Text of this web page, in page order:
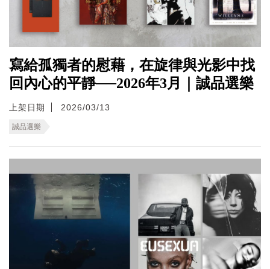
寫給孤獨者的慰藉，在旋律與光影中找
回內心的平靜──2026年3月｜誠品選樂
上架日期 2026/03/13
誠品選樂